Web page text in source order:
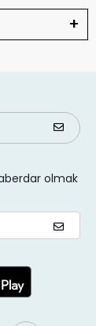
olmak